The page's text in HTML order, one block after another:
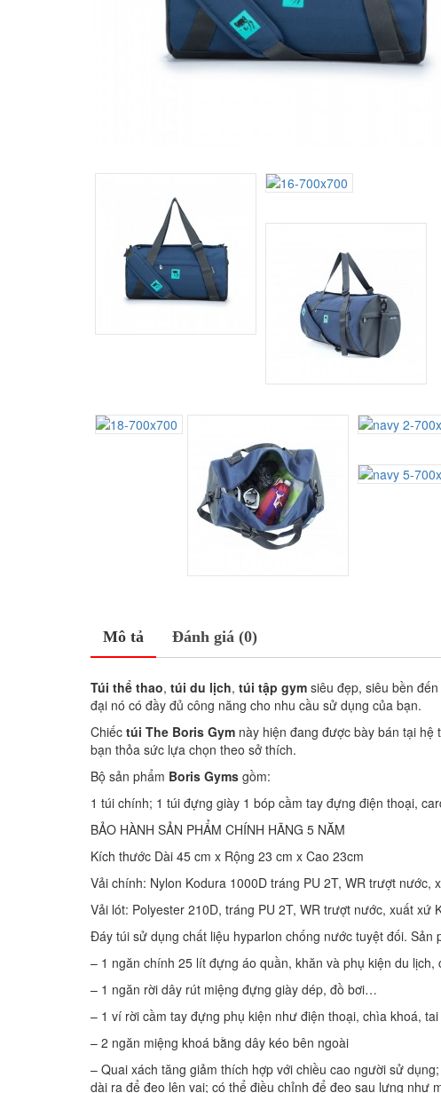
Mô tả Đánh giá (0)
Túi thể thao, túi du lịch, túi tập gym siêu đẹp, siêu bền
đại nó có đầy đủ công năng cho nhu cầu sử dụng của bạn.
Chiếc túi The Boris Gym này hiện đang được bày bán tại
bạn thỏa sức lựa chọn theo sở thích.
Bộ sản phẩm Boris Gyms gồm:
1 túi chính; 1 túi đựng giày 1 bóp cầm tay đựng điện thoại,
BẢO HÀNH SẢN PHẨM CHÍNH HÃNG 5 NĂM
Kích thước Dài 45 cm x Rộng 23 cm x Cao 23cm
Vải chính: Nylon Kodura 1000D tráng PU 2T, WR trượt nước,
Vải lót: Polyester 210D, tráng PU 2T, WR trượt nước, xuất xứ
Đáy túi sử dụng chất liệu hyparlon chống nước tuyệt đối.
– 1 ngăn chính 25 lít đựng áo quần, khăn và phụ kiện du lịch,
– 1 ngăn rời dây rút miệng đựng giày dép, đồ bơi…
– 1 ví rời cầm tay đựng phụ kiện như điện thoại, chìa khoá, tai
– 2 ngăn miệng khoá bằng dây kéo bên ngoài
– Quai xách tăng giảm thích hợp với chiều cao người sử
dài ra để đeo lên vai; có thể điều chỉnh để đeo sau lưng như